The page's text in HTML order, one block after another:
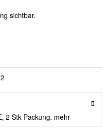
sichtbar.
2 Stk Packung. mehr